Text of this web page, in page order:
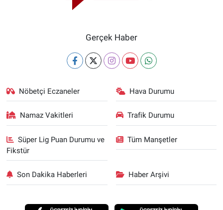
Gerçek Haber
Nöbetçi Eczaneler Hava Durumu
Namaz Vakitleri Trafik Durumu
Süper Lig Puan Durumu ve
Fikstür
Tüm Manşetler
Son Dakika Haberleri Haber Arşivi